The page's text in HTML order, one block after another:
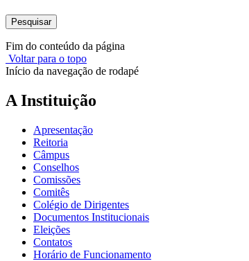
Pesquisar
Fim do conteúdo da página
Voltar para o topo
Início da navegação de rodapé
A Instituição
Apresentação
Reitoria
Câmpus
Conselhos
Comissões
Comitês
Colégio de Dirigentes
Documentos Institucionais
Eleições
Contatos
Horário de Funcionamento